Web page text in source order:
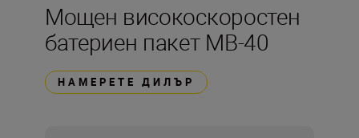
Мощен високоскоростен
батериен пакет MB-40
НАМЕРЕТЕ ДИЛЪР